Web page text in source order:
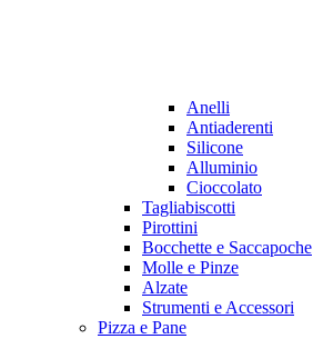
Anelli
Antiaderenti
Silicone
Alluminio
Cioccolato
Tagliabiscotti
Pirottini
Bocchette e Saccapoche
Molle e Pinze
Alzate
Strumenti e Accessori
Pizza e Pane